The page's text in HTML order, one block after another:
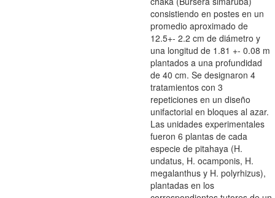
consistiendo en postes en un
promedio aproximado de
12.5+- 2.2 cm de diámetro y
una longitud de 1.81 +- 0.08 m
plantados a una profundidad
de 40 cm. Se designaron 4
tratamientos con 3
repeticiones en un diseño
unifactorial en bloques al azar.
Las unidades experimentales
fueron 6 plantas de cada
especie de pitahaya (H.
undatus, H. ocamponis, H.
megalanthus y H. polyrhizus),
plantadas en los